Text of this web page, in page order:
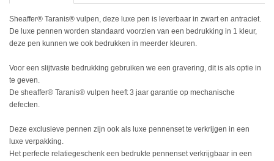
Sheaffer® Taranis® vulpen, deze luxe pen is leverbaar in zwart en antraciet.
De luxe pennen worden standaard voorzien van een bedrukking in 1 kleur,
deze pen kunnen we ook bedrukken in meerder kleuren.
Voor een slijtvaste bedrukking gebruiken we een gravering, dit is als optie in
te geven.
De sheaffer® Taranis® vulpen heeft 3 jaar garantie op mechanische
defecten.
Deze exclusieve pennen zijn ook als luxe pennenset te verkrijgen in een
luxe verpakking.
Het perfecte relatiegeschenk een bedrukte pennenset verkrijgbaar in een